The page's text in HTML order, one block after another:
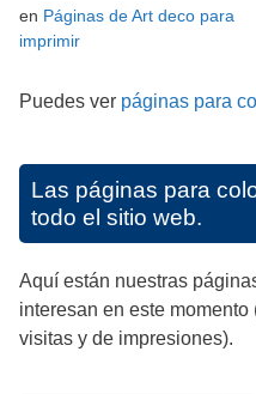
en Páginas de Art deco para
imprimir
Puedes ver páginas para
Las páginas para
todo el sitio web.
Aquí están nuestras
interesan en este
visitas y de impresiones).